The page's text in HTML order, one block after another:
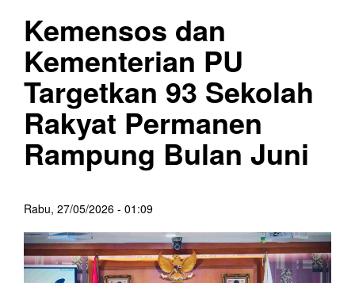
Kemensos dan
Kementerian PU
Targetkan 93 Sekolah
Rakyat Permanen
Rampung Bulan Juni
Rabu, 27/05/2026 - 01:09